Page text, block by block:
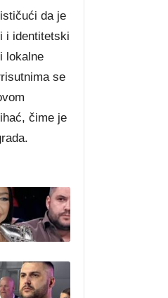
da je
i identitetski
lokalne
se
, čime je